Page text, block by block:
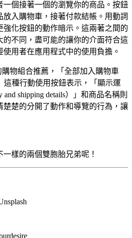
一個接著一個的瀏覽你的商品。按鈕
入購物車，接著付款結帳。用動詞
強化按鈕的動作暗示。這兩著之間的
的不同，盡可能的讓你的介面符合這
用者在應用程式中的使用負擔。
購物組合推薦，「全部加入購物車
這種行動使用按鈕表示，「顯示運
shipping details）」和商品名稱則
楚楚的分開了動作和導覽的行為，讓
樣的兩個雙胞胎兄弟呢！